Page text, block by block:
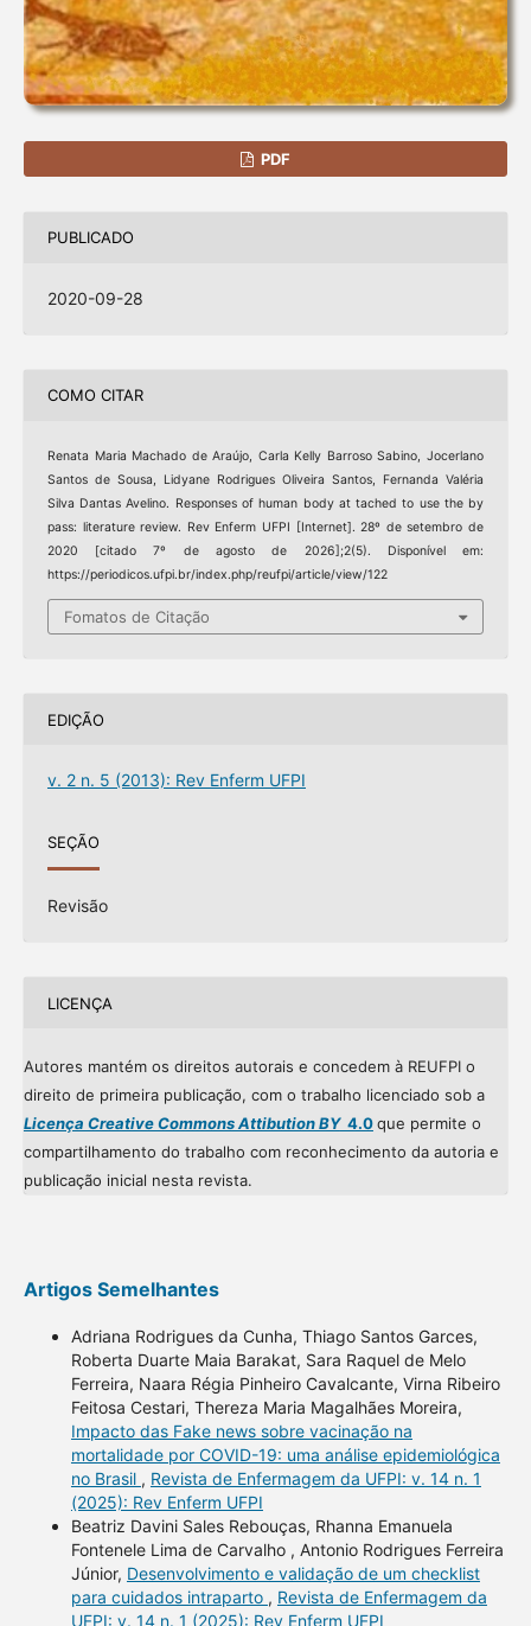
PDF
PUBLICADO
2020-09-28
COMO CITAR
Renata Maria Machado de Araújo, Carla Kelly Barroso Sabino, Jocerlano
Santos de Sousa, Lidyane Rodrigues Oliveira Santos, Fernanda Valéria
Silva Dantas Avelino. Responses of human body at tached to use the by
pass: literature review. Rev Enferm UFPI [Internet]. 28º de setembro de
2020 [citado 7º de agosto de 2026];2(5). Disponível em:
https://periodicos.ufpi.br/index.php/reufpi/article/view/122
Fomatos de Citação
EDIÇÃO
v. 2 n. 5 (2013): Rev Enferm UFPI
SEÇÃO
Revisão
LICENÇA
Autores mantém os direitos autorais e concedem à REUFPI o
direito de primeira publicação, com o trabalho licenciado sob a
Licença Creative Commons Attibution BY4.0que permite o
compartilhamento do trabalho com reconhecimento da autoria e
publicação inicial nesta revista.
Artigos Semelhantes
Adriana Rodrigues da Cunha, Thiago Santos Garces,
Roberta Duarte Maia Barakat, Sara Raquel de Melo
Ferreira, Naara Régia Pinheiro Cavalcante, Virna Ribeiro
Feitosa Cestari, Thereza Maria Magalhães Moreira,
Impacto das Fake news sobre vacinação na
mortalidade por COVID-19: uma análise epidemiológica
no Brasil , Revista de Enfermagem da UFPI: v. 14 n. 1
(2025): Rev Enferm UFPI
Beatriz Davini Sales Rebouças, Rhanna Emanuela
Fontenele Lima de Carvalho , Antonio Rodrigues Ferreira
Júnior, Desenvolvimento e validação de um checklist
para cuidados intraparto , Revista de Enfermagem da
UFPI: v. 14 n. 1 (2025): Rev Enferm UFPI